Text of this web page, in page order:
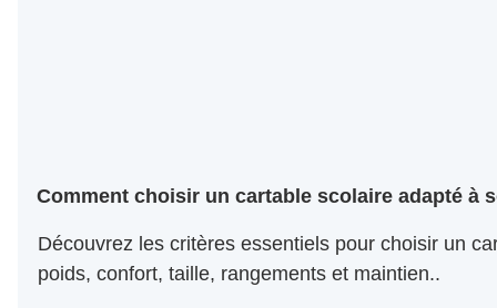
Comment choisir un cartable scolaire adapté à
Découvrez les critères essentiels pour choisir un
poids, confort, taille, rangements et maintien..